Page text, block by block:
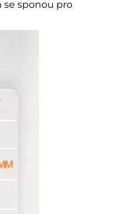
sponou pro